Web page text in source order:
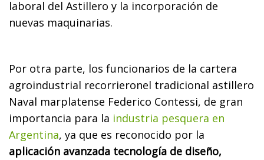
laboral del Astillero y la incorporación de
nuevas maquinarias.
Por otra parte, los funcionarios de la cartera
agroindustrial recorrieronel tradicional astillero
Naval marplatense Federico Contessi, de gran
importancia para la industria pesquera en
Argentina, ya que es reconocido por la
aplicación avanzada tecnología de diseño,